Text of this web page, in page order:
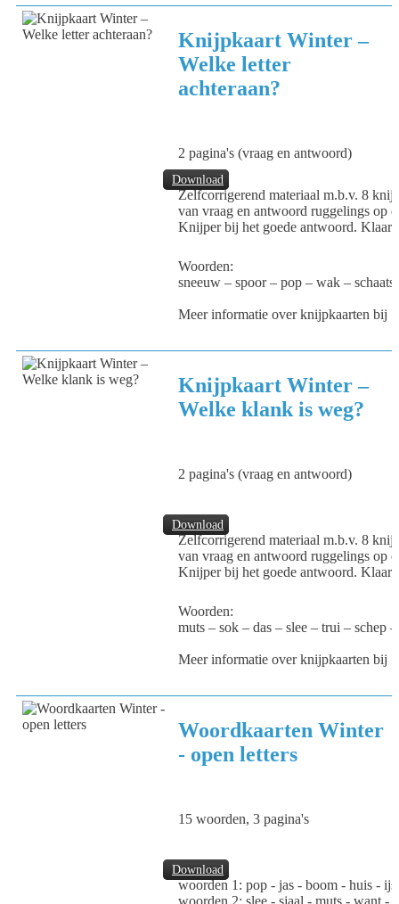
Download
Knijpkaart Winter –
Welke letter
achteraan?
2 pagina's (vraag en antwoord)
Zelfcorrigerend materiaal m.b.v. 8
van vraag en antwoord ruggelings op
Knijper bij het goede antwoord.
Woorden:
sneeuw – spoor – pop – wak –
Meer informatie over knijpkaarten bij
Download
Knijpkaart Winter –
Welke klank is weg?
2 pagina's (vraag en antwoord)
Zelfcorrigerend materiaal m.b.v. 8
van vraag en antwoord ruggelings op
Knijper bij het goede antwoord.
Woorden:
muts – sok – das – slee – trui – schep
Meer informatie over knijpkaarten bij
Download
Woordkaarten Winter
- open letters
15 woorden, 3 pagina's
woorden 1: pop - jas - boom - huis - ijs
woorden 2: slee - sjaal - muts - want -